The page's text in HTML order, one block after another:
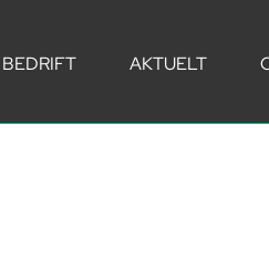
BEDRIFT AKTUELT